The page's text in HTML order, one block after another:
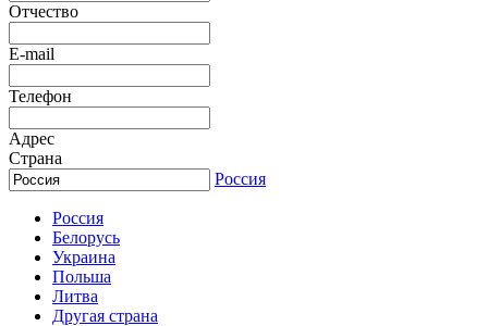
Отчество
E-mail
Телефон
Адрес
Страна
Россия
Россия
Белорусь
Украина
Польша
Литва
Другая страна